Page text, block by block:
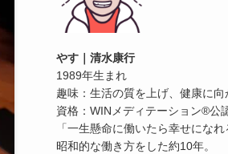
やす｜清水康行
1989年生まれ
趣味：生活の質を上げ、健康に向
資格：WINメディテーション®公
「一生懸命に働いたら幸せになれ
昭和的な働き方をした約10年。